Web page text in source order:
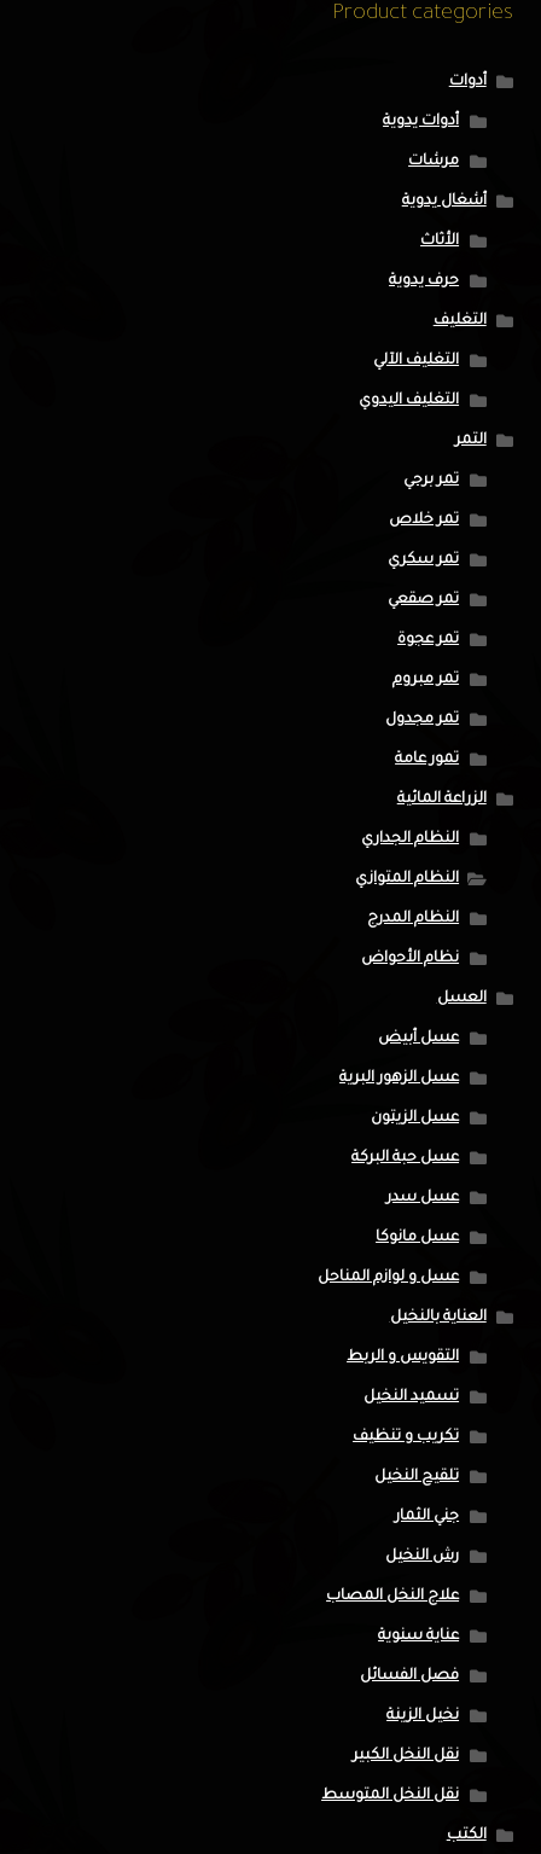
Product categories
أدوات
أدوات يدوية
مرشات
أشغال يدوية
الأثاث
حرف يدوية
التغليف
التغليف الآلي
التغليف اليدوي
التمر
تمر برحي
تمر خلاص
تمر سكري
تمر صقعي
تمر عجوة
تمر مبروم
تمر مجدول
تمور عامة
الزراعة المائية
النظام الجداري
النظام المتوازي
النظام المدرج
نظام الأحواض
العسل
عسل أبيض
عسل الزهور البرية
عسل الزيتون
عسل حبة البركة
عسل سدر
عسل مانوكا
عسل و لوازم المناحل
العناية بالنخيل
التقويس و الربط
تسميد النخيل
تكريب و تنظيف
تلقيح النخيل
جني الثمار
رش النخيل
علاج النخل المصاب
عناية سنوية
فصل الفسائل
نخيل الزينة
نقل النخل الكبير
نقل النخل المتوسط
الكتب